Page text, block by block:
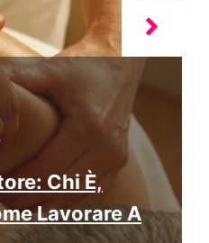
Chi È,
Lavorare A